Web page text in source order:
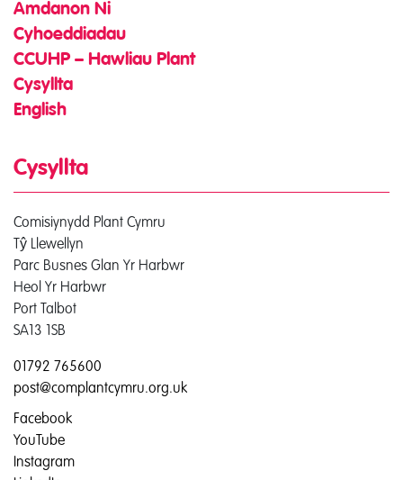
Amdanon Ni
Cyhoeddiadau
CCUHP – Hawliau Plant
Cysyllta
English
Cysyllta
Comisiynydd Plant Cymru
Tŷ Llewellyn
Parc Busnes Glan Yr Harbwr
Heol Yr Harbwr
Port Talbot
SA13 1SB
01792 765600
post@complantcymru.org.uk
Facebook
YouTube
Instagram